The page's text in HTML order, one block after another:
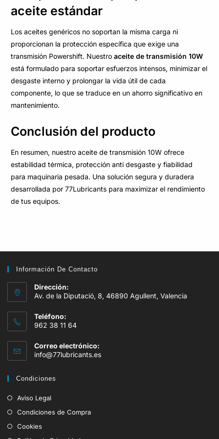
aceite estándar
Los aceites genéricos no soportan la misma carga ni
proporcionan la protección específica que exige una
transmisión Powershift. Nuestroaceite de transmisión 10W
está formulado para soportar esfuerzos intensos, minimizar el
desgaste interno y prolongar la vida útil de cada
componente, lo que se traduce en un ahorro significativo en
mantenimiento.
Conclusión del producto
En resumen, nuestro aceite de transmisión 10W ofrece
estabilidad térmica, protección anti desgaste y fiabilidad
para maquinaria pesada. Una solución segura y duradera
desarrollada por 77Lubricants para maximizar el rendimiento
de tus equipos.
Información De Contacto
Dirección:
Av. de la Diputació, 8, 46890 Agullent, Valencia
Teléfono:
962 38 11 64
Correo electrónico:
info@77lubricants.es
Condiciones
Aviso Legal
Condiciones de Compra
Cookies